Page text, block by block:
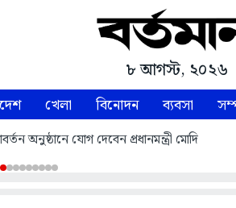
৮ আগস্ট, ২০২৬
খেলা বিনোদন ব্যবসা
অনুষ্ঠানে যোগ দেবেন প্রধানমন্ত্রী মোদি